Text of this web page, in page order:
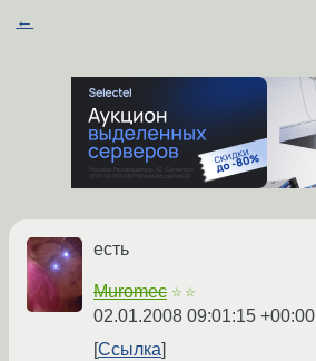
←
есть
Muromec ☆☆
02.01.2008 09:01:15 +00:00
Ссылка